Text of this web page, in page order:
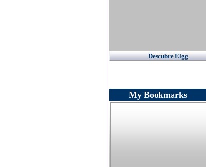
Descubre Elgg
My Bookmarks